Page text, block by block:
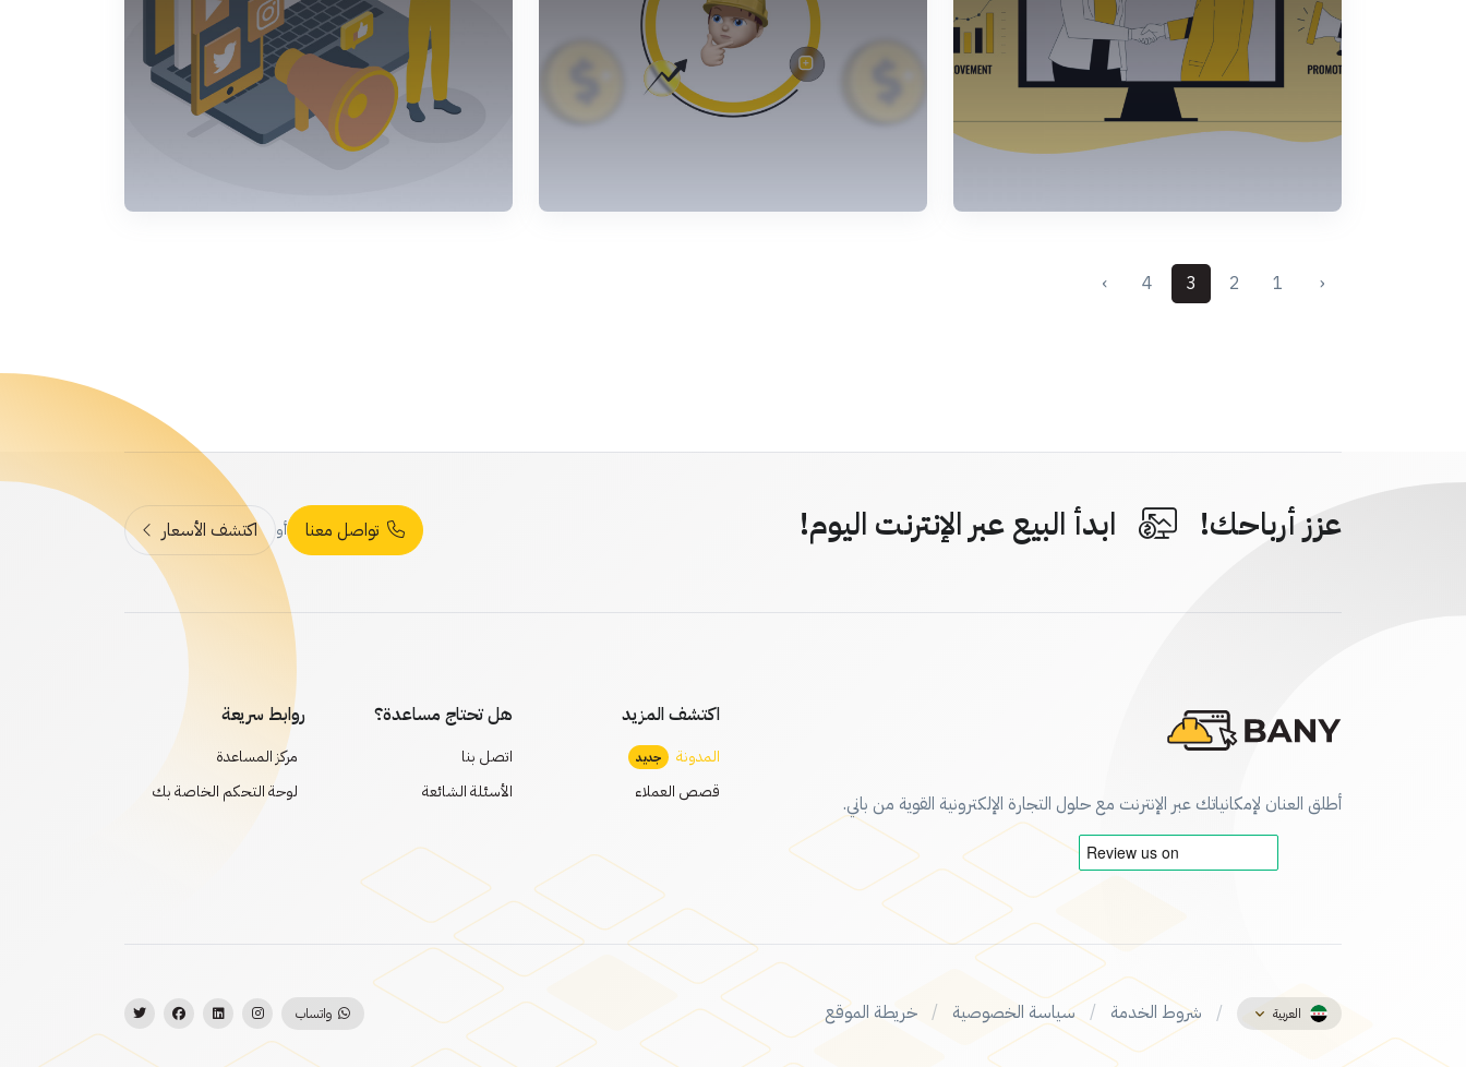
‹
1
2
3
4
›
عزز أرباحك! ابدأ البيع عبر الإنترنت اليوم! تواصل معنا أو اكتشف الأسعار
أطلق العنان لإمكانياتك عبر الإنترنت مع حلول التجارة الإلكترونية القوية من باني.
اكتشف المزيد
المدونة جديد
قصص العملاء
هل تحتاج مساعدة؟
اتصل بنا
الأسئلة الشائعة
روابط سريعة
مركز المساعدة
لوحة التحكم الخاصة بك
العربية شروط الخدمة سياسة الخصوصية خريطة الموقع واتساب